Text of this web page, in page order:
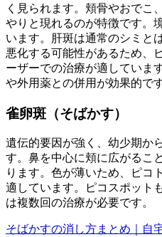
く見られます。頬骨やおでこ
やりと現れるのが特徴です。
います。肝斑は通常のシミと
悪化する可能性があるため、
ーザーでの治療が適していま
や外用薬との併用が効果的です
雀卵斑（そばかす）
遺伝的要因が強く、幼少期か
す。鼻を中心に頬に広がるこ
ります。色が薄いため、ピコ
適しています。ピコスポット
は複数回の治療が必要です。
そばかすの消し方まとめ｜自